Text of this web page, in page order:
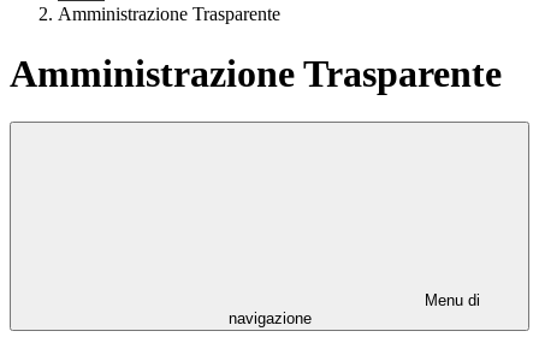
Amministrazione Trasparente
Amministrazione Trasparente
Menu di
navigazione